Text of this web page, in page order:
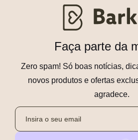
Faça parte da
Zero spam! Só boas notícias,
novos produtos e ofertas
agradece.